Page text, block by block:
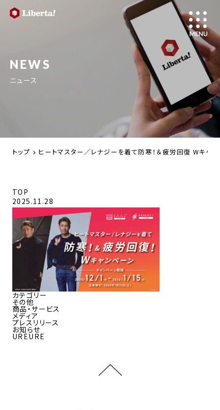
NEWS
ニュース
トップ ヒートマスター／レナジーを着て防寒！＆疲労回復 Wキャ
TOP
2025.11.28
カテゴリー
その他
商品・サービス
メディア
プレスリリース
お知らせ
UREURE